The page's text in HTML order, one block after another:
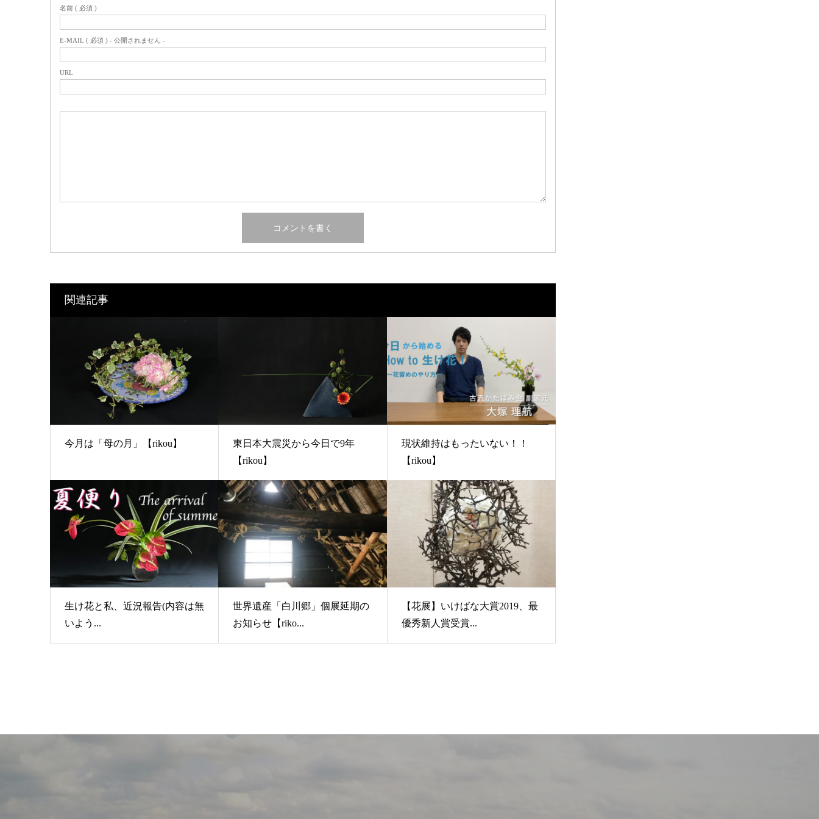
名前 ( 必須 )
E-MAIL ( 必須 ) - 公開されません -
URL
関連記事
今月は「母の月」【rikou】
東日本大震災から今日で9年
【rikou】
現状維持はもったいない！！
【rikou】
生け花と私、近況報告(内容は無
いよう...
世界遺産「白川郷」個展延期の
お知らせ【riko...
【花展】いけばな大賞2019、最
優秀新人賞受賞...